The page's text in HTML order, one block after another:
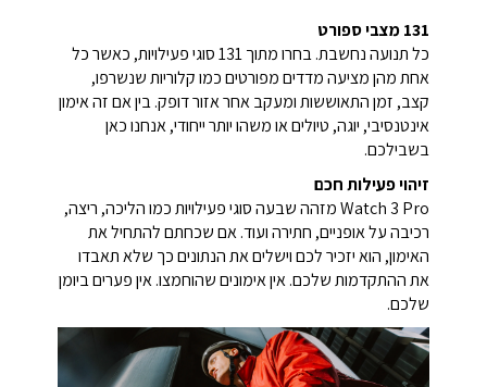
131 מצבי ספורט
כל תנועה נחשבת. בחרו מתוך 131 סוגי פעילויות, כאשר כל
אחת מהן מציעה מדדים מפורטים כמו קלוריות שנשרפו,
קצב, זמן התאוששות ומעקב אחר אזור דופק. בין אם זה אימון
אינטנסיבי, יוגה, טיולים או משהו יותר ייחודי, אנחנו כאן
בשבילכם.
זיהוי פעילות חכם
Watch 3 Pro מזהה שבעה סוגי פעילויות כמו הליכה, ריצה,
רכיבה על אופניים, חתירה ועוד. אם שכחתם להתחיל את
האימון, הוא יזכיר לכם וישלים את הנתונים כך שלא תאבדו
את ההתקדמות שלכם. אין אימונים שהוחמצו. אין פערים ביומן
שלכם.